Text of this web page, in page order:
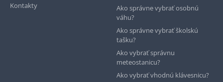
Kontakty
Ako správne vybrať osobnú
váhu?
Ako správne vybrať školskú
tašku?
Ako vybrať správnu
meteostanicu?
Ako vybrať vhodnú klávesnicu?